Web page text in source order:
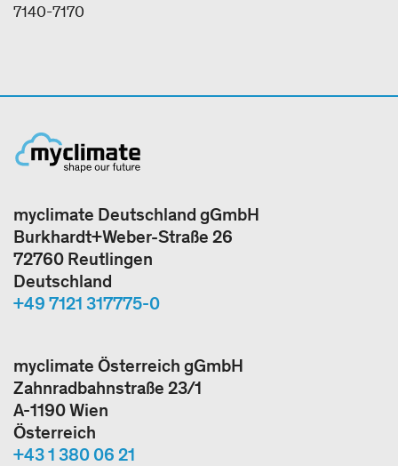
7140-7170
myclimate Deutschland gGmbH
Burkhardt+Weber-Straße 26
72760 Reutlingen
Deutschland
+49 7121 317775-0
myclimate Österreich gGmbH
Zahnradbahnstraße 23/1
A-1190 Wien
Österreich
+43 1 380 06 21